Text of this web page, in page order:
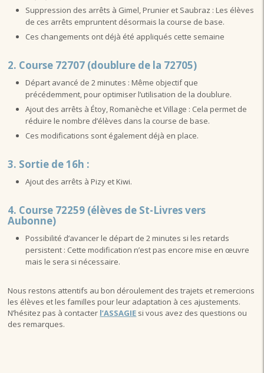
Suppression des arrêts à Gimel, Prunier et Saubraz : Les élèves
de ces arrêts empruntent désormais la course de base.
Ces changements ont déjà été appliqués cette semaine
2. Course 72707 (doublure de la 72705)
Départ avancé de 2 minutes : Même objectif que
précédemment, pour optimiser l’utilisation de la doublure.
Ajout des arrêts à Étoy, Romanèche et Village : Cela permet de
réduire le nombre d’élèves dans la course de base.
Ces modifications sont également déjà en place.
3. Sortie de 16h :
Ajout des arrêts à Pizy et Kiwi.
4. Course 72259 (élèves de St-Livres vers
Aubonne)
Possibilité d’avancer le départ de 2 minutes si les retards
persistent : Cette modification n’est pas encore mise en œuvre
mais le sera si nécessaire.
Nous restons attentifs au bon déroulement des trajets et remercions
les élèves et les familles pour leur adaptation à ces ajustements.
N’hésitez pas à contacter l’ASSAGIE si vous avez des questions ou
des remarques.